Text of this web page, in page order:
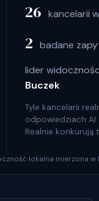
26 kancelarii
2 badane
lider
Buczek
Tyle kancelarii
odpowiedziach AI.
Realnie konkurują
lokalna mierzona w